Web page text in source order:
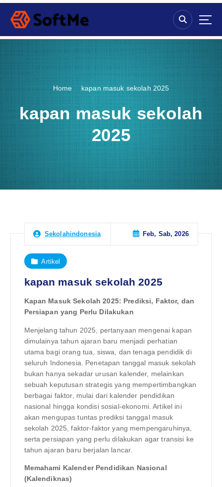
S
p
Home kapan masuk sekolah 2025
kapan masuk sekolah
2025
Sekolahindonesia Feb, Sab, 2026
Artikel
kapan masuk sekolah 2025
Kapan Masuk Sekolah 2025: Prediksi, Faktor, dan
Persiapan yang Perlu Dilakukan
Menjelang tahun 2025, pertanyaan mengenai kapan
dimulainya tahun ajaran baru menjadi perhatian
utama bagi orang tua, siswa, dan tenaga pendidik di
seluruh Indonesia. Penetapan tanggal masuk sekolah
bukan hanya sekadar urusan kalender, melainkan
sebuah keputusan strategis yang mempertimbangkan
berbagai faktor, mulai dari kalender pendidikan
nasional hingga kondisi sosial-ekonomi. Artikel ini
akan mengupas tuntas prediksi tanggal masuk
sekolah 2025, faktor-faktor yang mempengaruhinya,
serta persiapan yang perlu dilakukan agar transisi ke
tahun ajaran baru berjalan lancar.
Memahami Kalender Pendidikan Nasional
(Kalendiknas)